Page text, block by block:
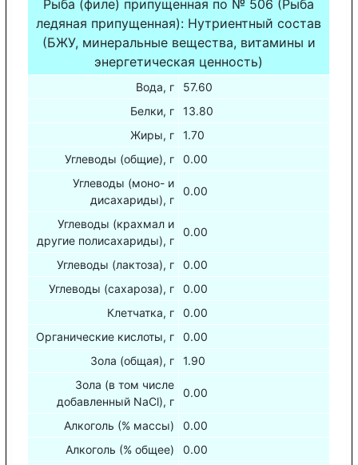
Рыба (филе) припущенная по № 506 (Рыба
ледяная припущенная): Нутриентный состав
(БЖУ, минеральные вещества, витамины и
энергетическая ценность)
Вода, г
57.60
Белки, г
13.80
Жиры, г
1.70
Углеводы (общие), г
0.00
Углеводы (моно- и
дисахариды), г
0.00
Углеводы (крахмал и
другие полисахариды), г
0.00
Углеводы (лактоза), г
0.00
Углеводы (сахароза), г
0.00
Клетчатка, г
0.00
Органические кислоты, г
0.00
Зола (общая), г
1.90
Зола (в том числе
добавленный NaCl), г
0.00
Алкоголь (% массы)
0.00
Алкоголь (% общее)
0.00